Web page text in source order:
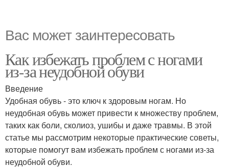
Вас может заинтересовать
Как избежать проблем с ногами
из-за неудобной обуви
Введение
Удобная обувь - это ключ к здоровым ногам. Но
неудобная обувь может привести к множеству проблем,
таких как боли, сколиоз, ушибы и даже травмы. В этой
статье мы рассмотрим некоторые практические советы,
которые помогут вам избежать проблем с ногами из-за
неудобной обуви.